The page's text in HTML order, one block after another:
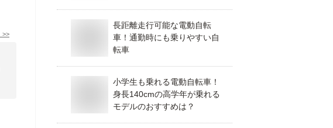
>>
長距離走行可能な電動自転
車！通勤時にも乗りやすい自
転車
小学生も乗れる電動自転車！
身長140cmの高学年が乗れる
モデルのおすすめは？